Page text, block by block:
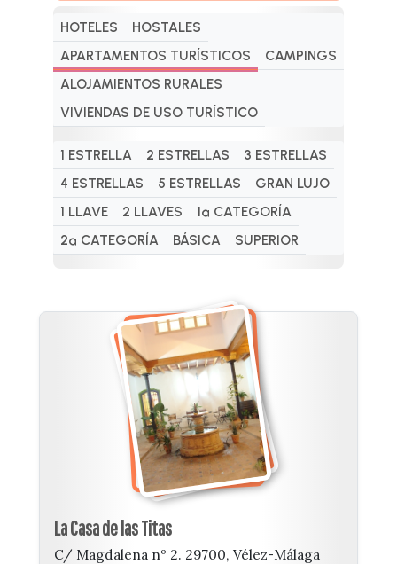
HOTELES
HOSTALES
APARTAMENTOS TURÍSTICOS
CAMPINGS
ALOJAMIENTOS RURALES
VIVIENDAS DE USO TURÍSTICO
1 ESTRELLA 2 ESTRELLAS
3 ESTRELLAS
4 ESTRELLAS
5 ESTRELLAS
GRAN LUJO
1 LLAVE
2 LLAVES
1ª CATEGORÍA
2ª CATEGORÍA
BÁSICA SUPERIOR
La Casa de las Titas
C/ Magdalena nº 2. 29700, Vélez-Málaga